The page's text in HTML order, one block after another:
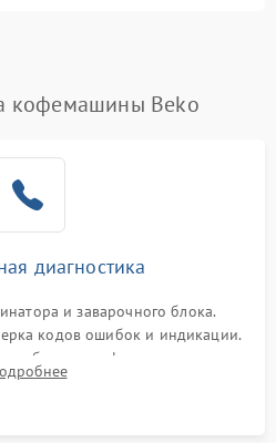
кофемашины Beko
диагностика
и заварочного блока.
кодов ошибок и индикации.
и кофемолки на слух.
давления воды для выявления